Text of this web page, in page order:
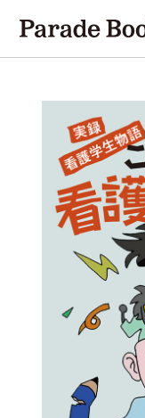
本を探す
新刊・近刊
おすすめ！こ
小説
エッセイ・詩
趣味・カルチ